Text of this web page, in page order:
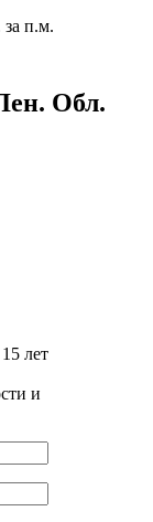
п.м.
Обл.
лет
и